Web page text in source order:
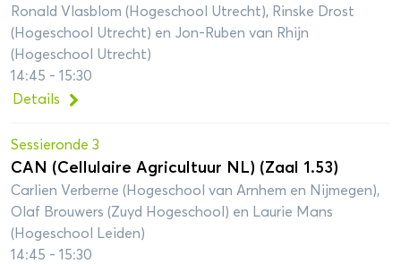
Ronald Vlasblom (Hogeschool Utrecht), Rinske Drost
(Hogeschool Utrecht) en Jon-Ruben van Rhijn
(Hogeschool Utrecht)
14:45 - 15:30
Details
Sessieronde 3
CAN (Cellulaire Agricultuur NL) (Zaal 1.53)
Carlien Verberne (Hogeschool van Arnhem en Nijmegen),
Olaf Brouwers (Zuyd Hogeschool) en Laurie Mans
(Hogeschool Leiden)
14:45 - 15:30